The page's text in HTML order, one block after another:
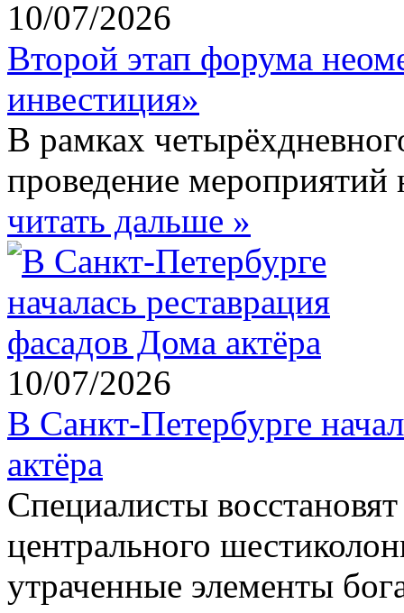
10/07/2026
Второй этап форума
инвестиция»
В рамках
проведение
читать дальше »
10/07/2026
В Санкт-Петербурге
актёра
Специалисты
центрального
утраченные элементы